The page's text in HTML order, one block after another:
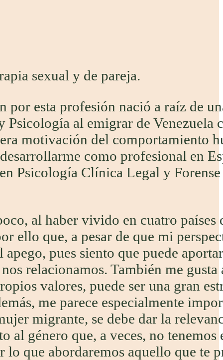
sexual y de pareja.
por esta profesión nació a raíz de
al emigrar de Venezuela
motivación del comportamiento
como profesional en
Psicología Clínica Legal y
al haber vivido en cuatro países
ello que, a pesar de que mi
pues siento que puede
relacionamos. También me
valores, puede ser una gran
me parece especialmente
migrante, se debe dar la
al género que, a veces, no tenemos
que abordaremos aquello que te